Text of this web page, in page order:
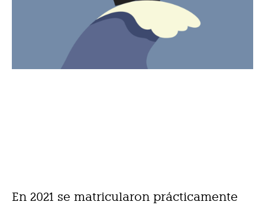
En 2021 se matricularon prácticamente